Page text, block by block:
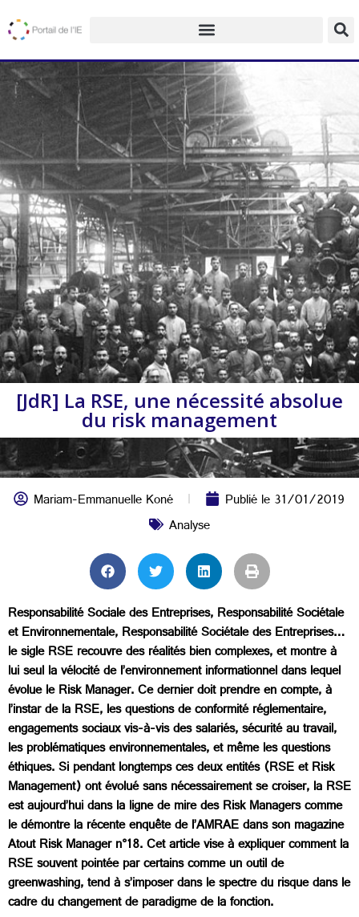
[JdR] La RSE, une nécessité absolue
du risk management
Mariam-Emmanuelle Koné Publié le31/01/2019
Analyse
Responsabilité Sociale des Entreprises, Responsabilité Sociétale
et Environnementale, Responsabilité Sociétale des Entreprises…
le sigle RSE recouvre des réalités bien complexes, et montre à
lui seul la vélocité de l’environnement informationnel dans lequel
évolue le Risk Manager. Ce dernier doit prendre en compte, à
l’instar de la RSE, les questions de conformité réglementaire,
engagements sociaux vis-à-vis des salariés, sécurité au travail,
les problématiques environnementales, et même les questions
éthiques. Si pendant longtemps ces deux entités (RSE et Risk
Management) ont évolué sans nécessairement se croiser, la RSE
est aujourd’hui dans la ligne de mire des Risk Managers comme
le démontre la récente enquête de l’AMRAE dans son magazine
Atout Risk Manager n°18. Cet article vise à expliquer comment la
RSE souvent pointée par certains comme un outil de
greenwashing, tend à s’imposer dans le spectre du risque dans le
cadre du changement de paradigme de la fonction.